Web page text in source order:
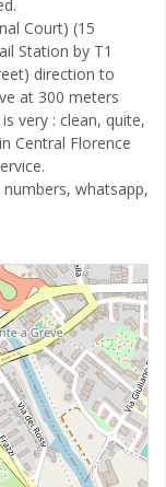
Court) (15
Station by T1
direction to
at 300 meters
very : clean, quite,
Central Florence
whatsapp,